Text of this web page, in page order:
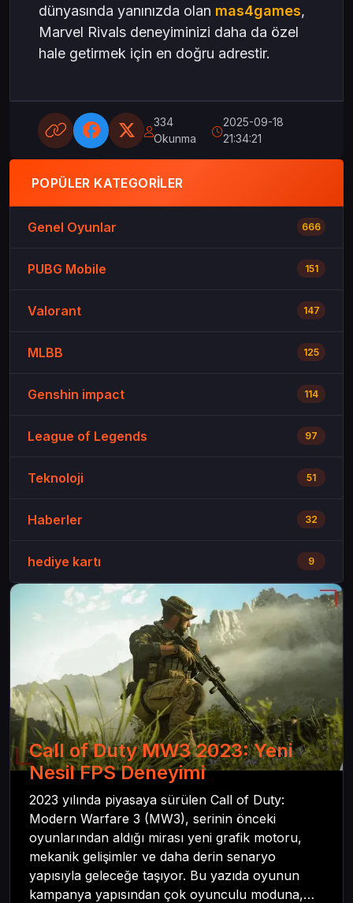
dünyasında yanınızda olan mas4games,
Marvel Rivals deneyiminizi daha da özel
hale getirmek için en doğru adrestir.
334
Okunma
2025-09-18
21:34:21
POPÜLER KATEGORILER
Genel Oyunlar 666
PUBG Mobile 151
Valorant 147
MLBB 125
Genshin impact 114
League of Legends 97
Teknoloji 51
Haberler 32
hediye kartı 9
Call of Duty MW3 2023: Yeni
Nesil FPS Deneyimi
2023 yılında piyasaya sürülen Call of Duty:
Modern Warfare 3 (MW3), serinin önceki
oyunlarından aldığı mirası yeni grafik motoru,
mekanik gelişimler ve daha derin senaryo
yapısıyla geleceğe taşıyor. Bu yazıda oyunun
kampanya yapısından çok oyunculu moduna,